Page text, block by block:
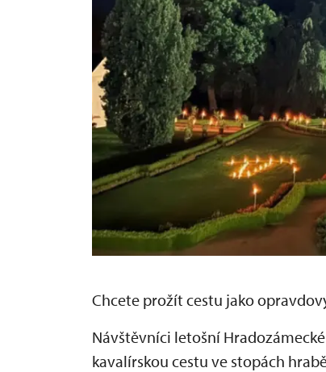
Chcete prožít cestu jako
Návštěvníci letošní
kavalírskou cestu ve stopách